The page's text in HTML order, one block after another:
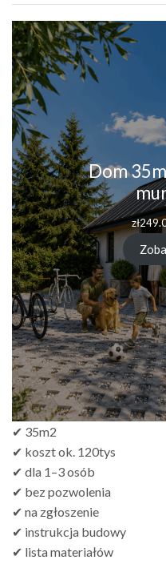
Dom
zł
✔ 35m2
✔ koszt ok. 120tys
✔ dla 1–3 osób
✔ bez pozwolenia
✔ na zgłoszenie
✔ instrukcja budowy
✔ lista materiałów